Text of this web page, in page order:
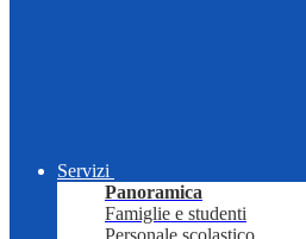
Servizi
Panoramica
Famiglie e studenti